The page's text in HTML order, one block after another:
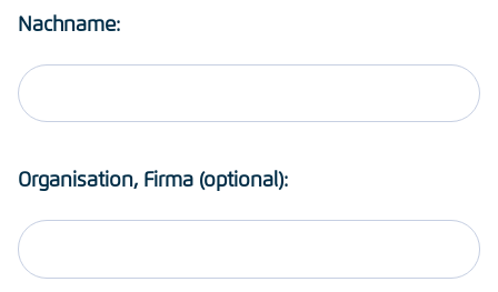
Nachname:
Organisation, Firma (optional):